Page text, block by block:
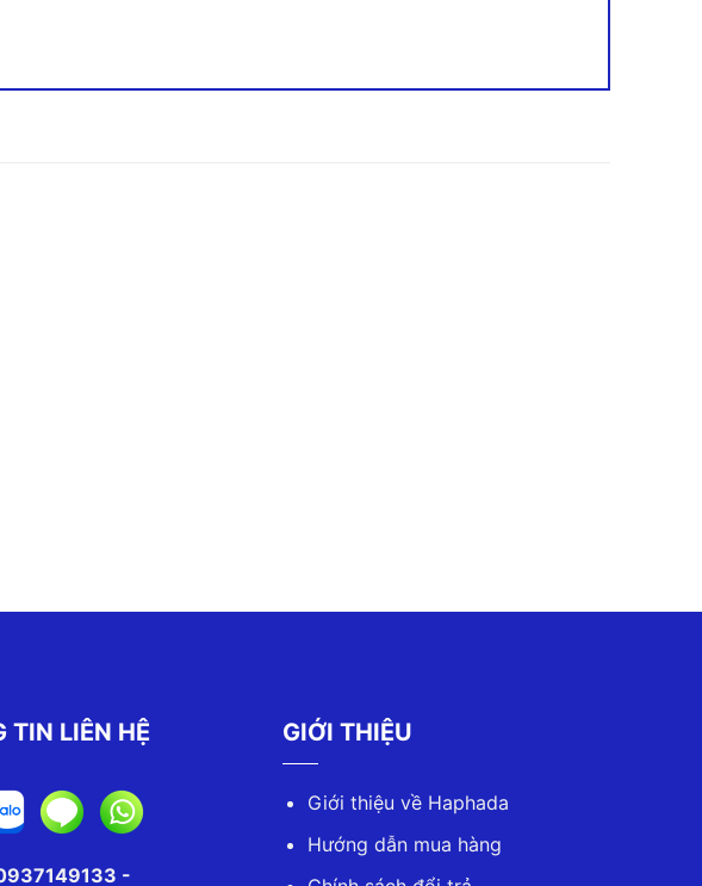
TIN LIÊN HỆ
-
GIỚI THIỆU
Giới thiệu về Haphada
Hướng dẫn mua hàng